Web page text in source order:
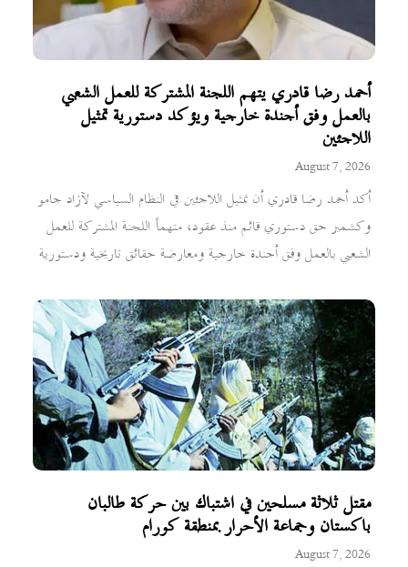
أحمد رضا قادري يتهم اللجنة المشتركة للعمل الشعبي
بالعمل وفق أجندة خارجية ويؤكد دستورية تمثيل
اللاجئين
August 7, 2026
أكد أحمد رضا قادري أن تمثيل اللاجئين في النظام السياسي لآزاد جامو
وكشمير حق دستوري قائم منذ عقود، متهماً اللجنة المشتركة للعمل
الشعبي بالعمل وفق أجندة خارجية ومعارضة حقائق تاريخية ودستورية
مقتل ثلاثة مسلحين في اشتباك بين حركة طالبان
باكستان وجماعة الأحرار بمنطقة كورام
August 7, 2026